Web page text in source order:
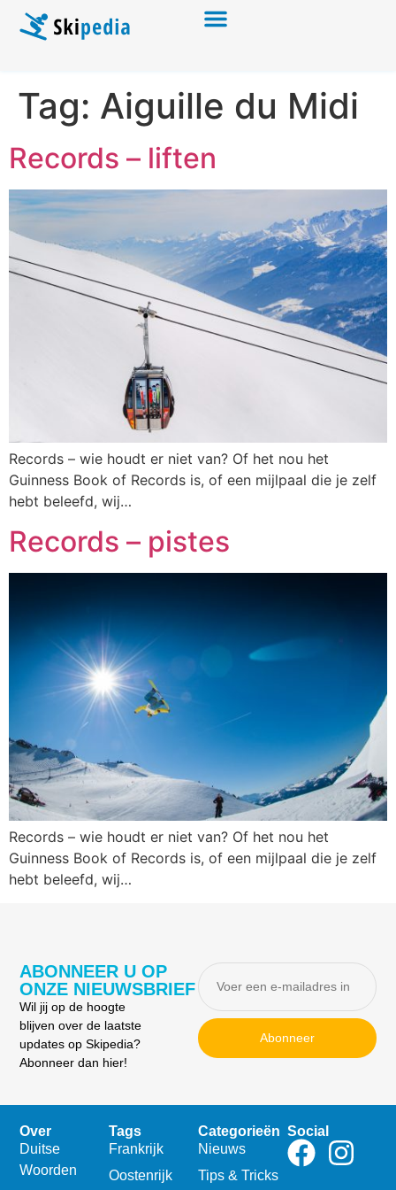
Tag: Aiguille du Midi
Records – liften
Records – wie houdt er niet van? Of het nou het
Guinness Book of Records is, of een mijlpaal die je zelf
hebt beleefd, wij…
Records – pistes
Records – wie houdt er niet van? Of het nou het
Guinness Book of Records is, of een mijlpaal die je zelf
hebt beleefd, wij…
ABONNEER U OP
ONZE NIEUWSBRIEF
Wil jij op de hoogte
blijven over de laatste
updates op Skipedia?
Abonneer dan hier!
Abonneer
Over
Duitse
Woorden
Tags
Frankrijk
Oostenrijk
Categorieën
Nieuws
Tips & Tricks
Social